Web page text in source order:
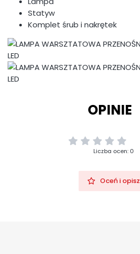
Statyw
Komplet śrub i nakrętek
OPINIE
Liczba ocen: 0
Oceń i opisz